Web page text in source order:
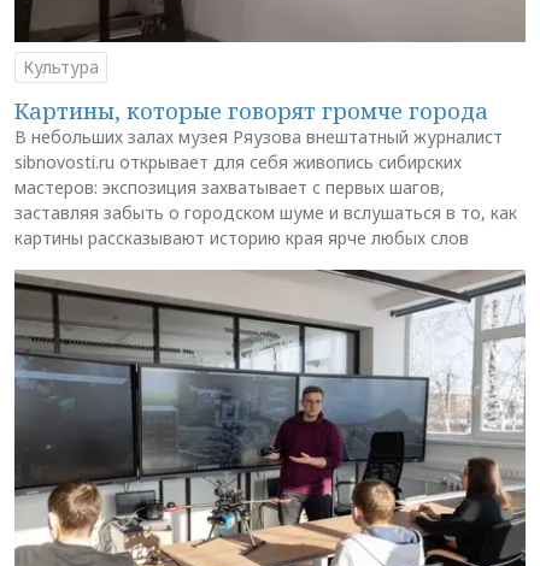
Культура
Картины, которые говорят громче города
В небольших залах музея Ряузова внештатный журналист
sibnovosti.ru открывает для себя живопись сибирских
мастеров: экспозиция захватывает с первых шагов,
заставляя забыть о городском шуме и вслушаться в то, как
картины рассказывают историю края ярче любых слов